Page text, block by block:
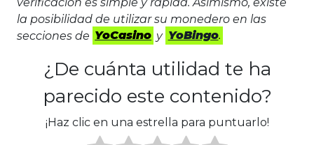
la posibilidad de utilizar su monedero en las
secciones de YoCasino y YoBingo.
¿De cuánta utilidad te ha
parecido este contenido?
¡Haz clic en una estrella para puntuarlo!